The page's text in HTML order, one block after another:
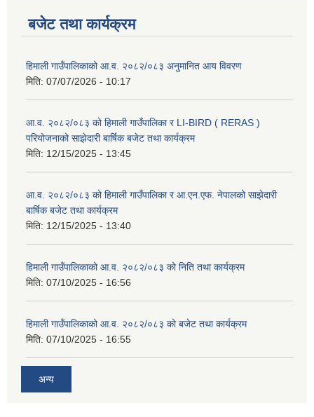
बजेट तथा कार्यक्रम
हिमाली गाउँपालिकाको आ.व. २०८२/०८३ अनुमानित आय विवरण
मिति: 07/07/2026 - 10:17
आ.व. २०८२/०८३ को हिमाली गाउँपालिका र LI-BIRD ( RERAS )
परियोजनाको साझेदारी बार्षिक बजेट तथा कार्यक्रम
मिति: 12/15/2025 - 13:45
आ.व. २०८२/०८३ को हिमाली गाउँपालिका र आ.एन.एफ. नेपालको साझेदारी
बार्षिक बजेट तथा कार्यक्रम
मिति: 12/15/2025 - 13:40
हिमाली गाउँपालिकाको आ.व. २०८२/०८३ को निति तथा कार्यक्रम
मिति: 07/10/2025 - 16:56
हिमाली गाउँपालिकाको आ.व. २०८२/०८३ को बजेट तथा कार्यक्रम
मिति: 07/10/2025 - 16:55
अन्य